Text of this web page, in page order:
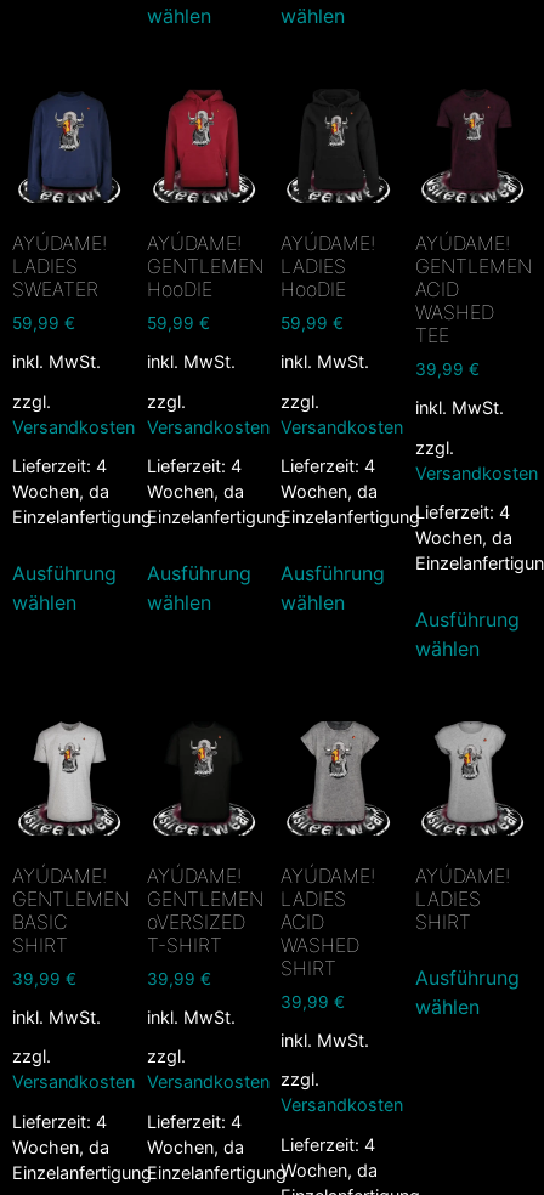
wählen
wählen
AYÚDAME!
LADIES
SWEATER
59,99 €
inkl. MwSt.
zzgl.
Versandkosten
Lieferzeit: 4
Wochen, da
Einzelanfertigung
Ausführung
wählen
AYÚDAME!
GENTLEMEN
HooDIE
59,99 €
inkl. MwSt.
zzgl.
Versandkosten
Lieferzeit: 4
Wochen, da
Einzelanfertigung
Ausführung
wählen
AYÚDAME!
LADIES
HooDIE
59,99€
inkl. MwSt.
zzgl.
Versandkosten
Lieferzeit:4
Wochen, da
Einzelanfertigung
Ausführung
wählen
AYÚDAME!
GENTLEMEN
ACID
WASHED
TEE
39,99 €
inkl. MwSt.
zzgl.
Versandkosten
Lieferzeit: 4
Wochen, da
Ausführung
wählen
AYÚDAME!
GENTLEMEN
BASIC
SHIRT
39,99 €
inkl. MwSt.
zzgl.
Versandkosten
Lieferzeit: 4
Wochen, da
Einzelanfertigung
AYÚDAME!
GENTLEMEN
oVERSIZED
T-SHIRT
39,99 €
inkl. MwSt.
zzgl.
Versandkosten
Lieferzeit: 4
Wochen, da
Einzelanfertigung
AYÚDAME!
LADIES
ACID
WASHED
SHIRT
39,99€
inkl. MwSt.
zzgl.
Versandkosten
Lieferzeit:4
Wochen, da
AYÚDAME!
LADIES
SHIRT
Ausführung
wählen